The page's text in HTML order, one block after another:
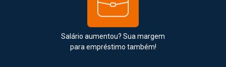
Salário aumentou? Sua margem
para empréstimo também!